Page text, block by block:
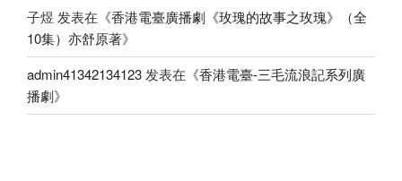
子煜 发表在《香港電臺廣播劇《玫瑰的故事之玫瑰》（全
10集）亦舒原著》
admin41342134123发表在《香港電臺-三毛流浪記系列廣
播劇》